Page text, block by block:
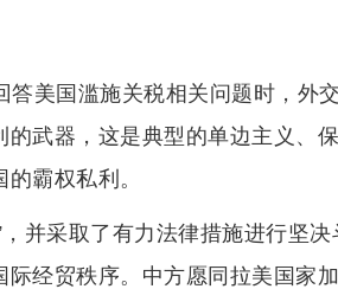
美国滥施关税相关问题时，外
武器，这是典型的单边主义、
霸权私利。
并采取了有力法律措施进行坚
经贸秩序。中方愿同拉美国家